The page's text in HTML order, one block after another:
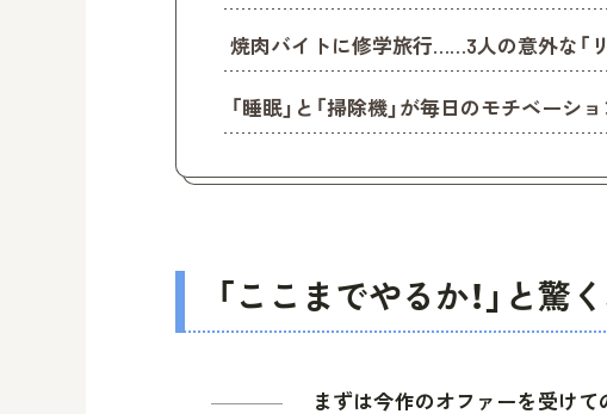
焼肉バイトに修学旅行……3人の意外な「リ
「睡眠」と「掃除機」が毎日のモチベーショ
「ここまでやるか！」と驚
まずは今作のオファーを受けて